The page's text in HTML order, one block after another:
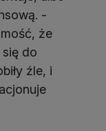
-
że
się do
źle, i